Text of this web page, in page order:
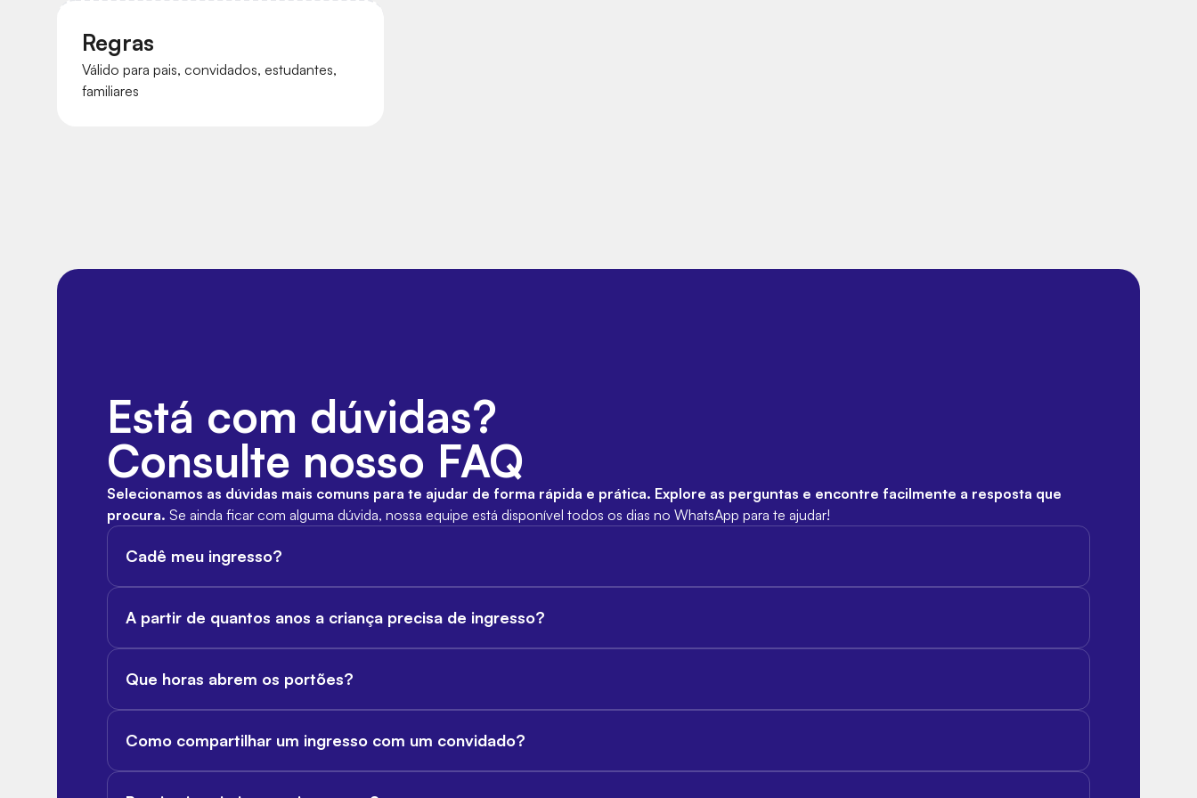
Regras
Válido para pais, convidados, estudantes,
familiares
Está com dúvidas?
Consulte nosso FAQ
Selecionamos as dúvidas mais comuns para te ajudar de forma rápida e prática. Explore as perguntas e encontre facilmente a resposta que
procura. Se ainda ficar com alguma dúvida, nossa equipe está disponível todos os dias no WhatsApp para te ajudar!
Cadê meu ingresso?
Após a confirmação da compra, o ingresso é enviado para o seu e-mail em formato PDF. Ele também fica disponível em nosso site, na aba Meus Ingressos.
Não é necessário imprimir: basta apresentar o ingresso pelo celular no dia do evento.
A partir de quantos anos a criança precisa de ingresso?
Crianças a partir de 5 anos precisam de ingresso para entrar no evento. Menores de 5 anos têm acesso gratuito, desde que fiquem no colo do responsável.
Que horas abrem os portões?
Os portões abrem 30 minutos antes do início do evento. Recomendamos que você chegue com pelo menos 45 minutos de antecedência para evitar filas e
garantir sua entrada com tranquilidade.
Como compartilhar um ingresso com um convidado?
Você pode compartilhar o ingresso enviando o PDF ou um print recebido por e-mail. Não nos responsabilizamos por ingressos comprados fora do nosso site